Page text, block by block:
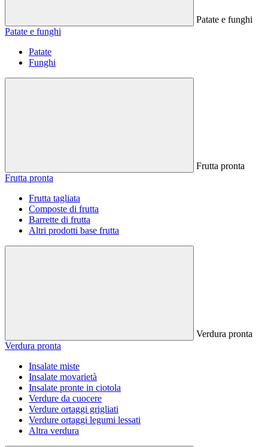
Patate e funghi
Patate e funghi
Patate
Funghi
Frutta pronta
Frutta pronta
Frutta tagliata
Composte di frutta
Barrette di frutta
Altri prodotti base frutta
Verdura pronta
Verdura pronta
Insalate miste
Insalate movarietà
Insalate pronte in ciotola
Verdure da cuocere
Verdure ortaggi grigliati
Verdure ortaggi legumi lessati
Altra verdura